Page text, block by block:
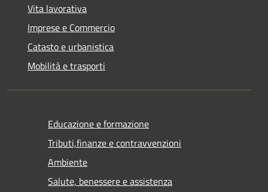
Vita lavorativa
Imprese e Commercio
Catasto e urbanistica
Mobilità e trasporti
Educazione e formazione
Tributi,finanze e contravvenzioni
Ambiente
Salute, benessere e assistenza